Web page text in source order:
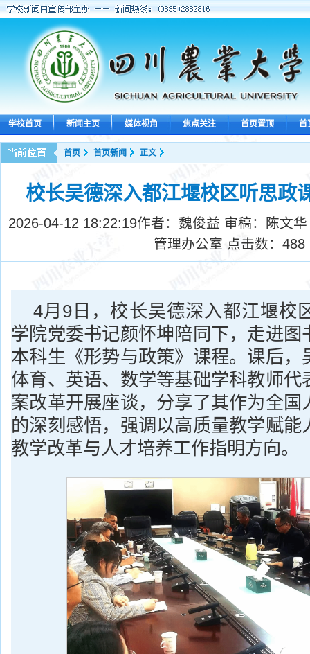
学校首页 新闻主页 媒体视角 焦点关注 首页置顶 首
首页 首页新闻 正文
校长吴德深入都江堰校区听思政
2026-04-12 18:22:19作者：魏俊益 审稿：陈文
管理办公室 点击数： 488
4月9日，校长吴德深入都江堰校
学院党委书记颜怀坤陪同下，走进图
本科生《形势与政策》课程。课后，
体育、英语、数学等基础学科教师代
案改革开展座谈，分享了其作为全国
的深刻感悟，强调以高质量教学赋能
教学改革与人才培养工作指明方向。